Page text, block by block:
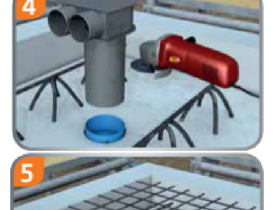
Rurę wentylacyjną skrócić do pożądanej długości i włożyć do
Podłączyć rury, ułożyć górne zbrojenie i zalać betonem.